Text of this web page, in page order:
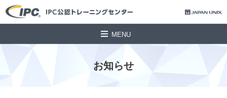
MENU
お知らせ